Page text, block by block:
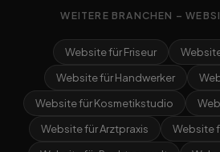
WEITERE BRANCHEN –
Website für Friseur
Website für Handwerker
Website für Kosmetikstudio
Website für Arztpraxis
Website